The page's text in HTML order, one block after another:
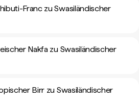
Franc zu Swasiländischer
Nakfa zu Swasiländischer
Birr zu Swasiländischer